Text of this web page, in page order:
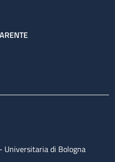
Universitaria di Bologna